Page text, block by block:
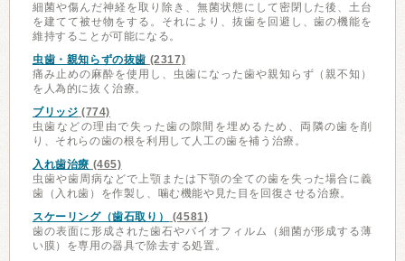
細菌や傷んだ神経を取り除き、無菌状態にして密閉した後、土台
を建てて被せ物をする。それにより、抜歯を回避し、歯の機能を
維持することが可能になる。
虫歯・親知らずの抜歯 (2317)
痛み止めの麻酔を使用し、虫歯になった歯や親知らず（親不知）
を人為的に抜く治療。
ブリッジ (774)
虫歯などの理由で失った歯の隙間を埋めるため、両隣の歯を削
り、それらの歯の根を利用して人工の歯を補う治療。
入れ歯治療 (465)
虫歯や歯周病などで上顎または下顎の全ての歯を失った場合に義
歯（入れ歯）を作製し、噛む機能や見た目を回復させる治療。
スケーリング（歯石取り）
(4581)
歯の表面に形成された歯石やバイオフィルム（細菌が形成する薄
い膜）を専用の器具で除去する処置。